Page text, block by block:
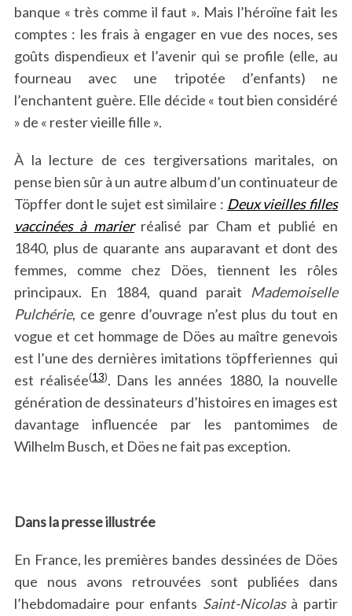
banque « très comme il faut ». Mais l’héroïne fait les
comptes : les frais à engager en vue des noces, ses
goûts dispendieux et l’avenir qui se profile (elle, au
fourneau avec une tripotée d’enfants) ne
l’enchantent guère. Elle décide « tout bien considéré
» de « rester vieille fille ».
À la lecture de ces tergiversations maritales, on
pense bien sûr à un autre album d’un continuateur de
Töpffer dont le sujet est similaire : Deux vieilles filles
vaccinées à marierréalisé par Cham et publié en
1840, plus de quarante ans auparavant et dont des
femmes, comme chez Döes, tiennent les rôles
principaux. En 1884, quand parait Mademoiselle
Pulchérie, ce genre d’ouvrage n’est plus du tout en
vogue et cet hommage de Döes au maître genevois
est l’une des dernières imitations töpfferiennes qui
est réalisée(13). Dans les années 1880, la nouvelle
génération de dessinateurs d’histoires en images est
davantage influencée par les pantomimes de
Wilhelm Busch, et Döes ne fait pas exception.
Dans la presse illustrée
En France, les premières bandes dessinées de Döes
que nous avons retrouvées sont publiées dans
l’hebdomadaire pour enfants Saint-Nicolas à partir